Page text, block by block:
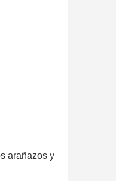
arañazos y